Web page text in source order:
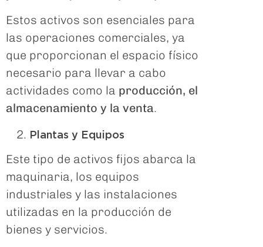
Estos activos son esenciales para
las operaciones comerciales, ya
que proporcionan el espacio físico
necesario para llevar a cabo
actividades como la producción, el
almacenamiento y la venta.
Plantas y Equipos
Este tipo de activos fijos abarca la
maquinaria, los equipos
industriales y las instalaciones
utilizadas en la producción de
bienes y servicios.